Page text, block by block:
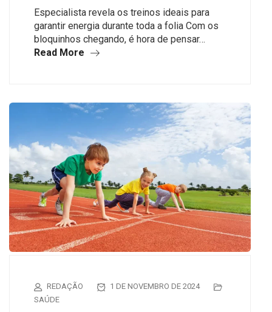
Especialista revela os treinos ideais para
garantir energia durante toda a folia Com os
bloquinhos chegando, é hora de pensar…
Read More
REDAÇÃO
1 DE NOVEMBRO DE 2024
SAÚDE